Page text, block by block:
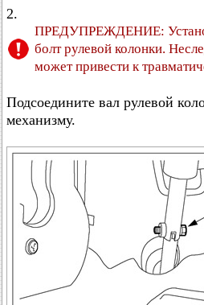
2.
ПРЕДУПРЕЖДЕНИЕ:
болт рулевой колонки.
может привести к
Подсоедините вал рулевой
механизму.